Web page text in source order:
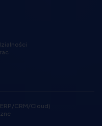
CRM/Cloud)